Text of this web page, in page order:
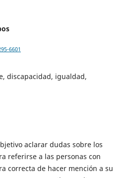
6601
discapacidad, igualdad,
aclarar dudas sobre los
referirse a las personas con
correcta de hacer mención a su